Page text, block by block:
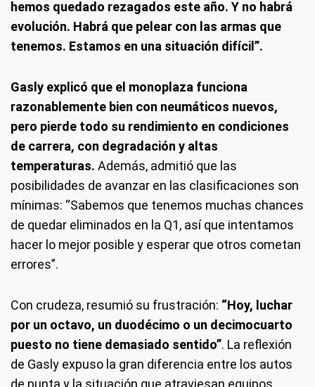
hemos quedado rezagados este año. Y no habrá
evolución. Habrá que pelear con las armas que
tenemos. Estamos en una situación difícil”.
Gasly explicó que el monoplaza funciona
razonablemente bien con neumáticos nuevos,
pero pierde todo su rendimiento en condiciones
de carrera, con degradación y altas
temperaturas. Además, admitió que las
posibilidades de avanzar en las clasificaciones son
mínimas: “Sabemos que tenemos muchas chances
de quedar eliminados en la Q1, así que intentamos
hacer lo mejor posible y esperar que otros cometan
errores”.
Con crudeza, resumió su frustración: “Hoy, luchar
por un octavo, un duodécimo o un decimocuarto
puesto no tiene demasiado sentido”. La reflexión
de Gasly expuso la gran diferencia entre los autos
de punta y la situación que atraviesan equipos